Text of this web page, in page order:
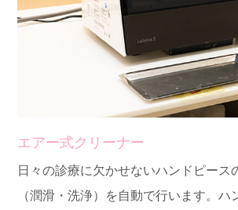
エアー式クリーナー
日々の診療に欠かせないハンドピース
（潤滑・洗浄）を自動で行います。